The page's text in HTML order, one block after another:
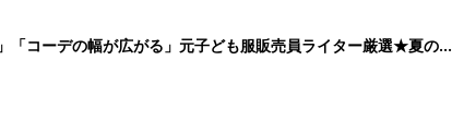
「コーデの幅が広がる」元子ども服販売員ライター厳選★夏のバ